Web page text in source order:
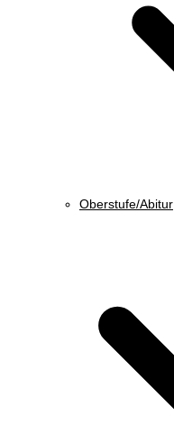
Oberstufe/Abitur